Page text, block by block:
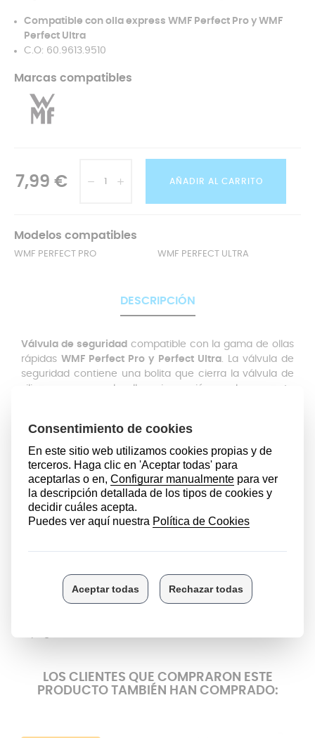
Compatible con olla express WMF Perfect Pro y WMF
Perfect Ultra
C.O: 60.9613.9510
Marcas compatibles
7,99 € AÑADIR AL CARRITO
Modelos compatibles
WMF PERFECT PRO WMF PERFECT ULTRA
DESCRIPCIÓN
Válvula de seguridad compatible con la gama de ollas
rápidasWMF Perfect Pro y Perfect Ultra. La válvula de
seguridad contiene una bolita que cierra la válvula de
silicona para que la olla coja presión por lo que esta
Si necesitas asesoramiento o quieres más información
acerca de la compra de este mango o de otros
productos después de añadir al carrito, no dudes
ponerte en contacto con nuestro Equipo de Atención al
Cliente sin ningún compromiso. ¿Tienes dudas acerca
del proceso de compra, el tiempo de los envíos o las
Vía telefónicallamando al 945 10 14 23 o al 673 378
Enviando unWhatsAppal 673 378 907
LOS CLIENTES QUE COMPRARON ESTE
PRODUCTO TAMBIÉN HAN COMPRADO: